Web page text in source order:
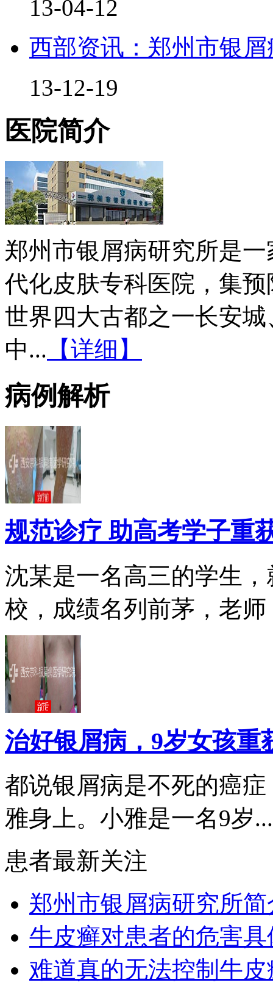
13-04-12
西部资讯：郑州市银
13-12-19
医院简介
郑州市银屑病研究所是
代化皮肤专科医院，集
世界四大古都之一长安
中... 【详细】
病例解析
规范诊疗 助高考学子重
沈某是一名高三的学生
校，成绩名列前茅，老师
治好银屑病，9岁女孩重
都说银屑病是不死的癌
雅身上。小雅是一名9岁...
患者最新关注
郑州市银屑病研究所简
牛皮癣对患者的危害
难道真的无法控制牛